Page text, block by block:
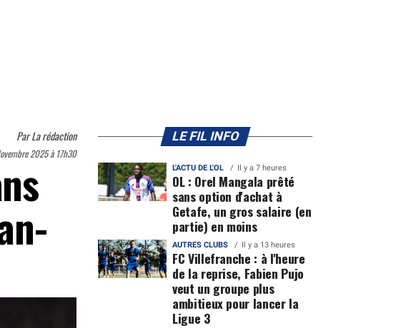
ParLa rédaction
2025 à 17h30
LE FIL INFO
L'ACTU DE L'OL Il y a 7 heures
OL : Orel Mangala prêté
sans option d'achat à
Getafe, un gros salaire (en
partie) en moins
AUTRES CLUBS Il y a 13 heures
FC Villefranche : à l'heure
de la reprise, Fabien Pujo
veut un groupe plus
ambitieux pour lancer la
Ligue 3